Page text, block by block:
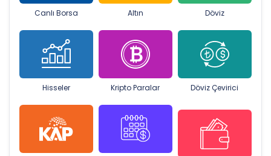
Canlı Borsa Altın Döviz
Hisseler Kripto Paralar Döviz Çevirici